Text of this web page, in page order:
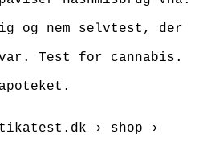
og nem selvtest, der
Test for cannabis.
› shop ›